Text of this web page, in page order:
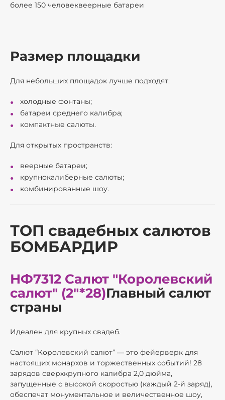
более 150 человеквеерные батареи
Размер площадки
Для небольших площадок лучше подходят:
холодные фонтаны;
батареи среднего калибра;
компактные салюты.
Для открытых пространств:
веерные батареи;
крупнокалиберные салюты;
комбинированные шоу.
ТОП свадебных салютов
БОМБАРДИР
НФ7312 Салют "Королевский
салют" (2"*28)Главный салют
страны
Идеален для крупных свадеб.
Салют “Королевский салют” — это фейерверк для
настоящих монархов и торжественных событий! 28
зарядов сверхкрупного калибра 2,0 дюйма,
запущенные с высокой скоростью (каждый 2-й заряд),
обеспечат монументальное и величественное шоу,